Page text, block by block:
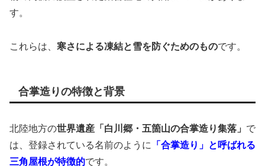
す。
これらは、 寒さによる凍結と雪を防ぐためのものです。
合掌造りの特徴と背景
北陸地方の世界遺産「白川郷・五箇山の合掌造り集落」 で
は、登録されている名前のように
「合掌造り」と呼ばれる
三角屋根が特徴的です。